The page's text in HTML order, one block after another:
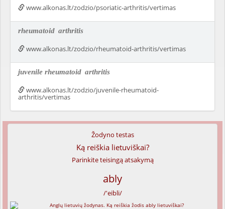
www.alkonas.lt/zodzio/psoriatic-arthritis/vertimas
rheumatoid arthritis
www.alkonas.lt/zodzio/rheumatoid-arthritis/vertimas
juvenile rheumatoid arthritis
www.alkonas.lt/zodzio/juvenile-rheumatoid-
arthritis/vertimas
Žodyno testas
Ką reiškia lietuviškai?
Parinkite teisingą atsakymą
ably
/'eibli/